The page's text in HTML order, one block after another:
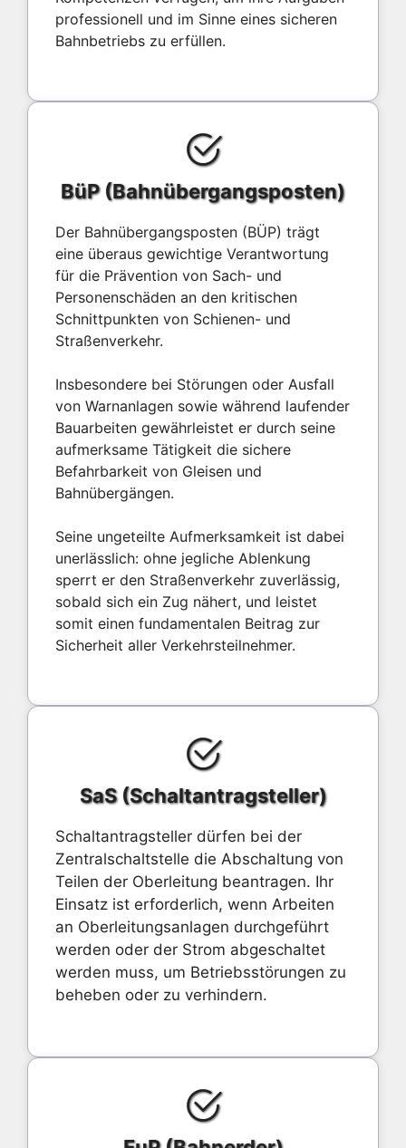
professionell und im Sinne eines sicheren
Bahnbetriebs zu erfüllen.
BüP (Bahnübergangsposten)
Der Bahnübergangsposten (BÜP) trägt
eine überaus gewichtige Verantwortung
für die Prävention von Sach- und
Personenschäden an den kritischen
Schnittpunkten von Schienen- und
Straßenverkehr.
Insbesondere bei Störungen oder Ausfall
von Warnanlagen sowie während laufender
Bauarbeiten gewährleistet er durch seine
aufmerksame Tätigkeit die sichere
Befahrbarkeit von Gleisen und
Bahnübergängen.
Seine ungeteilte Aufmerksamkeit ist dabei
unerlässlich: ohne jegliche Ablenkung
sperrt er den Straßenverkehr zuverlässig,
sobald sich ein Zug nähert, und leistet
somit einen fundamentalen Beitrag zur
Sicherheit aller Verkehrsteilnehmer.
SaS (Schaltantragsteller)
Schaltantragsteller dürfen bei der
Zentralschaltstelle die Abschaltung von
Teilen der Oberleitung beantragen. Ihr
Einsatz ist erforderlich, wenn Arbeiten
an Oberleitungsanlagen durchgeführt
werden oder der Strom abgeschaltet
werden muss, um Betriebsstörungen zu
beheben oder zu verhindern.